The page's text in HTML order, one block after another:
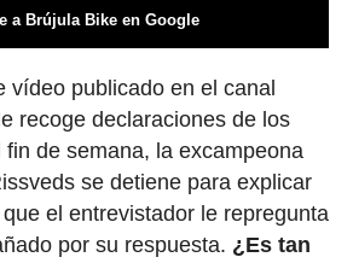
a Brújula Bike en Google
vídeo publicado en el canal
recoge declaraciones de los
de semana, la excampeona
se detiene para explicar
el entrevistador le repregunta
por su respuesta. ¿Es tan